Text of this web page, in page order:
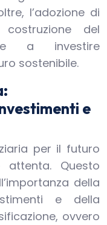
l’adozione di
del
a investire
sostenibile.
e
per il futuro
attenta. Questo
della
e della
ovvero